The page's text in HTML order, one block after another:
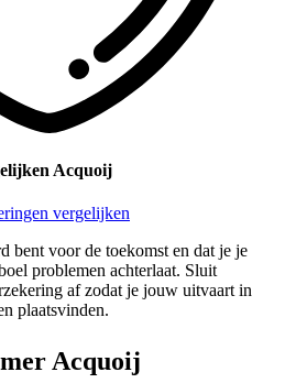
Acquoij
vergelijken
bent voor de toekomst en dat je je
problemen achterlaat. Sluit
af zodat je jouw uitvaart in
plaatsvinden.
Acquoij